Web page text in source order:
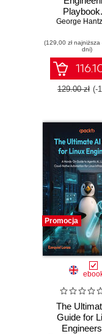
practical
scaling
with cloud
internal
George
(129,00 zł
dni)
129.00 zł (-
Promocja
The
Guide for